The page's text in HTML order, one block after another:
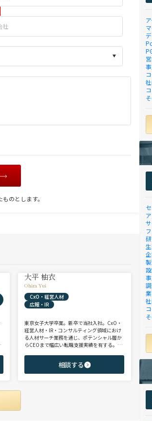
のとします。
大平 柚衣
Ohira Yui
CxO・経営人材
広報・IR
東京女子大学卒業。新卒で当社入社。CxO・
経営人材・IR・コンサルティング領域におけ
る人材サーチ業務を通じ、ポテンシャル層か
らCEOまで幅広い転職支援実績を有する。コ
領域を中心に担当。未経験・ポテンシャル層
からミドル・ハイクラス層まで、年代・職階
相談する